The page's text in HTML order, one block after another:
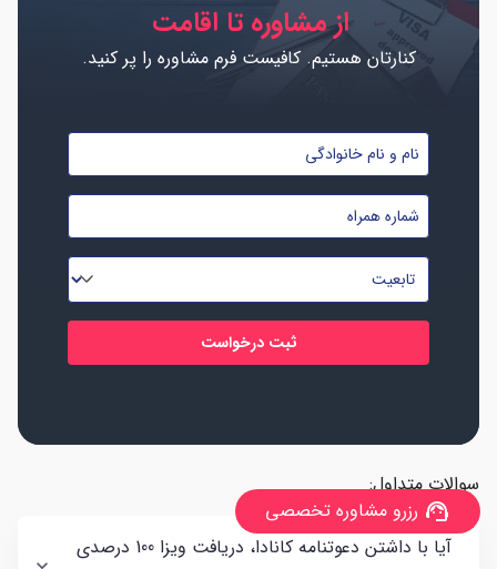
از مشاوره تا اقامت
کنارتان هستیم. کافیست فرم مشاوره را پر کنید.
نام
و
نام
خانوادگی
شماره
موبایل
تابعیت
*
سوالات متداول:
آیا با داشتن دعوتنامه کانادا، دریافت ویزا 100 درصدی
support_agent رزرو مشاوره تخصصی